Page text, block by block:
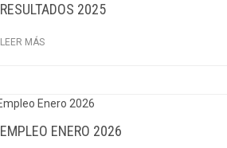
RESULTADOS 2025
LEER MÁS
EMPLEO ENERO 2026